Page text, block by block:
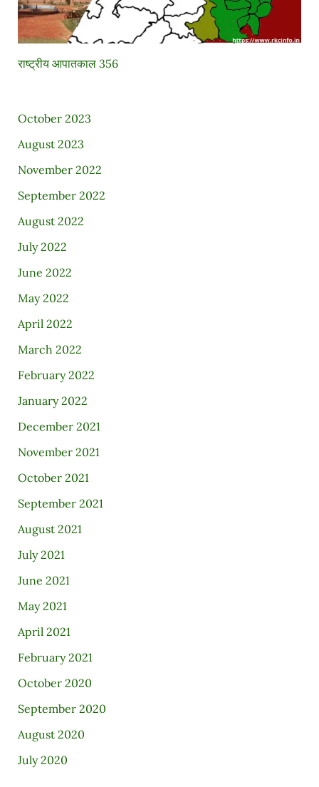
राष्ट्रीय आपातकाल 356
October 2023
August 2023
November 2022
September 2022
August 2022
July 2022
June 2022
May 2022
April 2022
March 2022
February 2022
January 2022
December 2021
November 2021
October 2021
September 2021
August 2021
July 2021
June 2021
May 2021
April 2021
February 2021
October 2020
September 2020
August 2020
July 2020